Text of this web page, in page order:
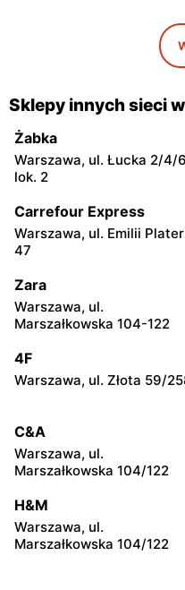
CCC
Łomianki, ul. Brukowa 25
CCC
Pruszków, ul. Henryka
CCC
Legionowo, ul. Marsz.
CCC
Wołomin, ul. Geodetów 2
CCC
Podkowa Leśna, ul.
CCC
Błonie, ul. Powstańców 12
CCC
Nowy Dwór Mazowiecki, ul.
Warszawska 36
Sklepy innych sieci
Żabka
Warszawa, ul. Łucka 2/4/6
lok. 2
Carrefour Express
Warszawa, ul. Emilii Plater
47
Zara
Warszawa, ul.
Marszałkowska 104-122
4F
Warszawa, ul. Złota 59/
C&A
Warszawa, ul.
Marszałkowska 104/122
H&M
Warszawa, ul.
Marszałkowska 104/122